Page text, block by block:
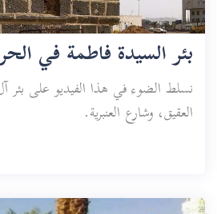
بئر السيدة فاطمة في
نسلط الضوء في هذا الفيديو على
العقيق، وشارع العنبرية.